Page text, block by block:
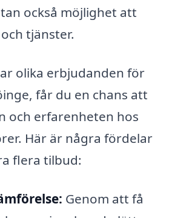
också möjlighet att
tjänster.
olika erbjudanden för
får du en chans att
och erfarenheten hos
Här är några fördelar
flera tilbud:
Genom att få